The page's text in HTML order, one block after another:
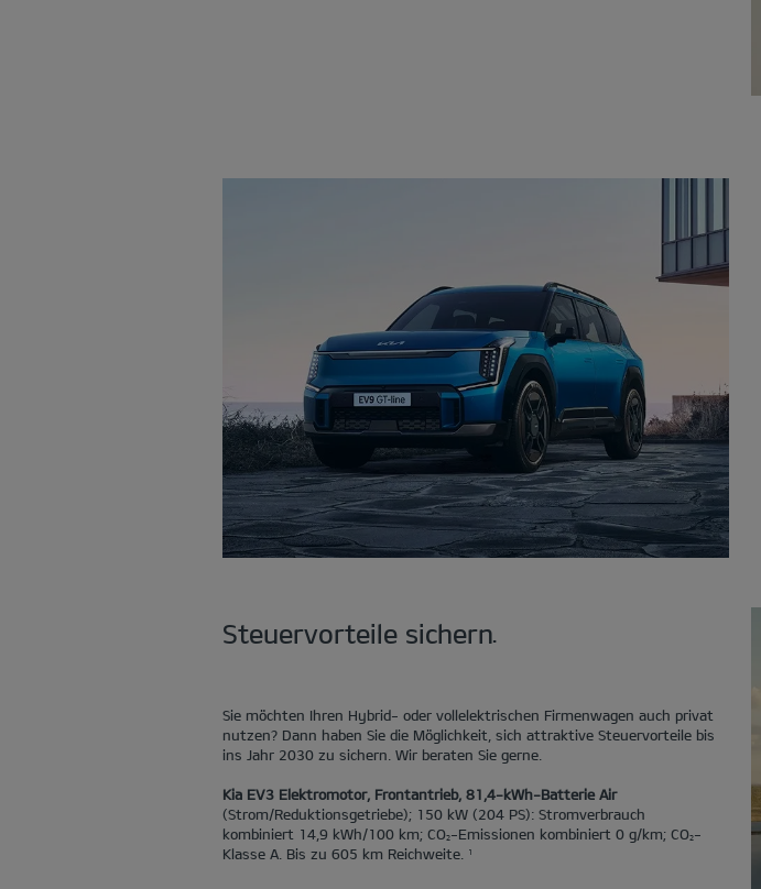
Steuervorteile sichern.
Sie möchten Ihren Hybrid- oder vollelektrischen Firmenwagen auch privat
nutzen? Dann haben Sie die Möglichkeit, sich attraktive Steuervorteile bis
ins Jahr 2030 zu sichern. Wir beraten Sie gerne.
Kia EV3 Elektromotor, Frontantrieb, 81,4-kWh-Batterie Air
(Strom/Reduktionsgetriebe); 150 kW (204 PS): Stromverbrauch
kombiniert 14,9 kWh/100 km; CO2-Emissionen kombiniert 0 g/km; CO2-
Klasse A. Bis zu 605 km Reichweite.
1